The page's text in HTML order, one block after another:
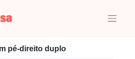
pé-direito duplo